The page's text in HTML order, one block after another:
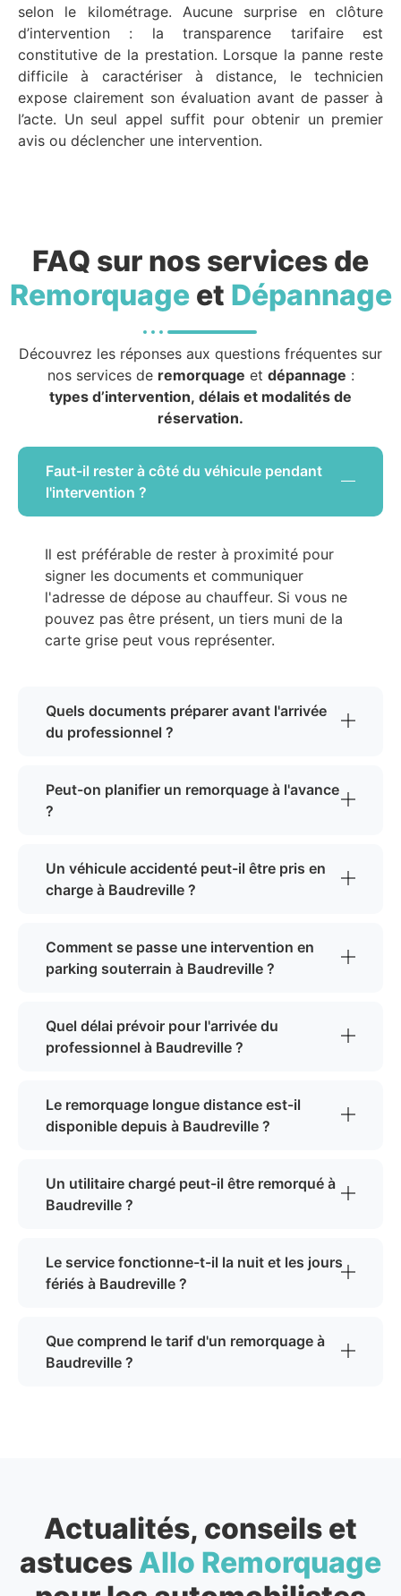
selon le kilométrage. Aucune surprise en clôture
d’intervention : la transparence tarifaire est
constitutive de la prestation. Lorsque la panne reste
difficile à caractériser à distance, le technicien
expose clairement son évaluation avant de passer à
l’acte. Un seul appel suffit pour obtenir un premier
avis ou déclencher une intervention.
FAQ sur nos services de
Remorquageet Dépannage
Découvrez les réponses aux questions fréquentes sur
nos services de remorquage et dépannage :
types d’intervention, délais et modalités de
réservation.
Faut-il rester à côté du véhicule pendant
l'intervention ?
Il est préférable de rester à proximité pour
signer les documents et communiquer
l'adresse de dépose au chauffeur. Si vous ne
pouvez pas être présent, un tiers muni de la
carte grise peut vous représenter.
Quels documents préparer avant l'arrivée
du professionnel ?
Peut-on planifier un remorquage à l'avance
?
Un véhicule accidenté peut-il être pris en
charge à Baudreville ?
Comment se passe une intervention en
parking souterrain à Baudreville ?
Quel délai prévoir pour l'arrivée du
professionnel à Baudreville ?
Le remorquage longue distance est-il
disponible depuis à Baudreville ?
Un utilitaire chargé peut-il être remorqué à
Baudreville ?
Le service fonctionne-t-il la nuit et les jours
fériés à Baudreville ?
Que comprend le tarif d'un remorquage à
Baudreville ?
Actualités, conseils et
astuces Allo Remorquage